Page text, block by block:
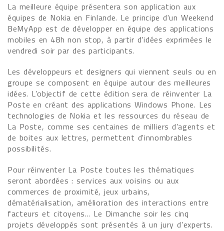
La meilleure équipe présentera son application aux
équipes de Nokia en Finlande. Le principe d'un Weekend
BeMyApp est de développer en équipe des applications
mobiles en 48h non stop, à partir d'idées exprimées le
vendredi soir par des participants.
Les développeurs et designers qui viennent seuls ou en
groupe se composent en équipe autour des meilleures
idées. L’objectif de cette édition sera de réinventer La
Poste en créant des applications Windows Phone. Les
technologies de Nokia et les ressources du réseau de
La Poste, comme ses centaines de milliers d’agents et
de boites aux lettres, permettent d'innombrables
possibilités.
Pour réinventer La Poste toutes les thématiques
seront abordées : services aux voisins ou aux
commerces de proximité, jeux urbains,
dématérialisation, amélioration des interactions entre
facteurs et citoyens... Le Dimanche soir les cinq
projets développés sont présentés à un jury d’experts.